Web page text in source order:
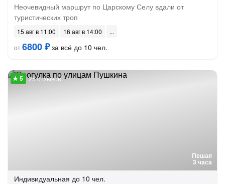
Неочевидный маршрут по Царскому Селу вдали от
туристических троп
15 авг в 11:00
16 авг в 14:00
от6800 ₽за всё до 10 чел.
Пешая
3 часа
25 отзывов
Индивидуальная до 10 чел.